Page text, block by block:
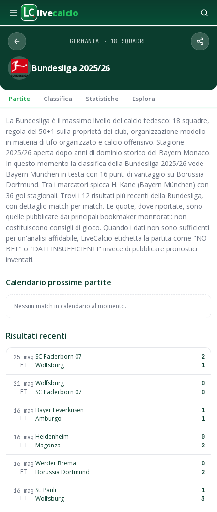
livecalcio
GERMANIA · 18 SQUADRE
Bundesliga 2025/26
Partite Classifica Statistiche Esplora
La Bundesliga è il massimo livello del calcio tedesco: 18 squadre,
regola del 50+1 sulla proprietà dei club, organizzazione modello
in materia di tifo organizzato e calcio offensivo. Stagione
2025/26 aperta dopo anni di dominio storico del Bayern Monaco.
In questo momento la classifica della Bundesliga 2025/26 vede
Bayern München in testa con 16 punti di vantaggio su Borussia
Dortmund. Tra i marcatori spicca H. Kane (Bayern München) con
36 gol stagionali. Trovi i 12 risultati più recenti della Bundesliga,
con dettaglio match per match. Le quote, dove riportate, sono
quelle pubblicate dai principali bookmaker monitorati: non
costituiscono consigli di gioco. Quando i dati non sono sufficienti
per un'analisi affidabile, LiveCalcio etichetta la partita come "NO
BET" o "DATI INSUFFICIENTI" invece di pubblicare pronostici
inventati.
Calendario prossime partite
Nessun match in calendario al momento.
Risultati recenti
25 mag
FT
SC Paderborn 07 2
Wolfsburg 1
21 mag
FT
Wolfsburg 0
SC Paderborn 07 0
16 mag
FT
Bayer Leverkusen 1
Amburgo 1
16 mag
FT
Heidenheim 0
Magonza 2
16 mag
FT
Werder Brema 0
Borussia Dortmund 2
16 mag
FT
St. Pauli 1
Wolfsburg 3